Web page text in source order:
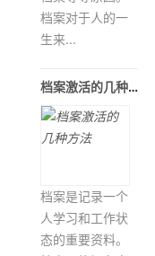
档案对于人的一
生来...
档案激活的几种方法
档案是记录一个
人学习和工作状
态的重要资料。